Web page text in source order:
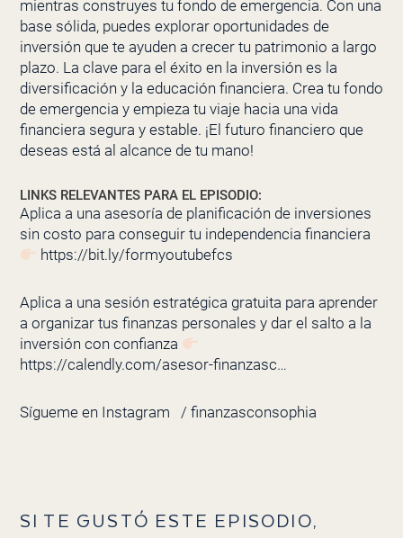
mientras construyes tu fondo de emergencia. Con una
base sólida, puedes explorar oportunidades de
inversión que te ayuden a crecer tu patrimonio a largo
plazo. La clave para el éxito en la inversión es la
diversificación y la educación financiera. Crea tu fondo
de emergencia y empieza tu viaje hacia una vida
financiera segura y estable. ¡El futuro financiero que
deseas está al alcance de tu mano!
LINKS RELEVANTES PARA EL EPISODIO:
Aplica a una asesoría de planificación de inversiones
sin costo para conseguir tu independencia financiera
https://bit.ly/formyoutubefcs
Aplica a una sesión estratégica gratuita para aprender
a organizar tus finanzas personales y dar el salto a la
inversión con confianza
https://calendly.com/asesor-finanzasc…
Sígueme en Instagram / finanzasconsophia
SI TE GUSTÓ ESTE EPISODIO,